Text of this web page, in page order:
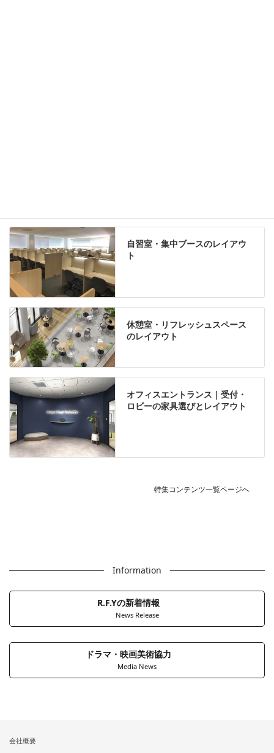
自習室・集中ブースのレイアウ
ト
休憩室・リフレッシュスペース
のレイアウト
オフィスエントランス｜受付・
ロビーの家具選びとレイアウト
特集コンテンツ一覧ページへ
Information
R.F.Yの新着情報
News Release
ドラマ・映画美術協力
Media News
会社概要